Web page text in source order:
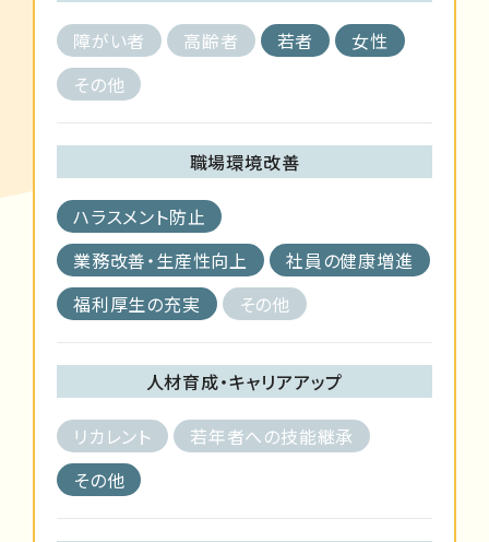
障がい者 高齢者 若者
女性
その他
職場環境改善
ハラスメント防止
業務改善・生産性向上
社員の健康増進
福利厚生の充実
その他
人材育成・キャリアアップ
リカレント
若年者への技能継承
その他